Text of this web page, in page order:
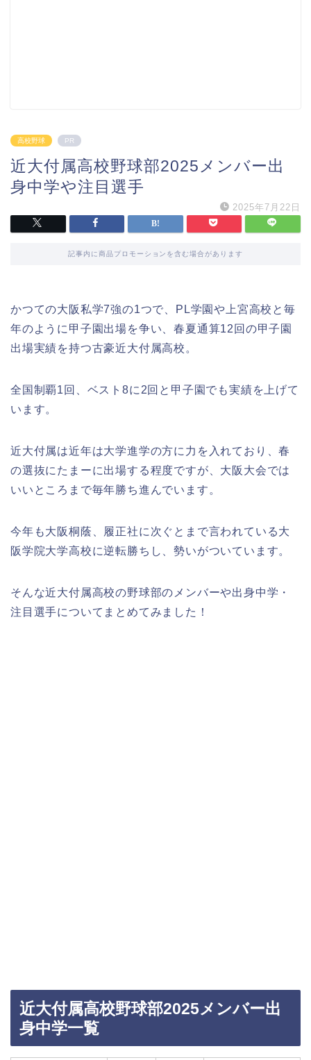
高校野球 PR
近大付属高校野球部2025メンバー出
身中学や注目選手
2025年7月22日
記事内に商品プロモーションを含む場合があります
かつての大阪私学7強の1つで、PL学園や上宮高校と毎
年のように甲子園出場を争い、春夏通算12回の甲子園
出場実績を持つ古豪近大付属高校。
全国制覇1回、ベスト8に2回と甲子園でも実績を上げて
います。
近大付属は近年は大学進学の方に力を入れており、春
の選抜にたまーに出場する程度ですが、大阪大会では
いいところまで毎年勝ち進んでいます。
今年も大阪桐蔭、履正社に次ぐとまで言われている大
阪学院大学高校に逆転勝ちし、勢いがついています。
そんな近大付属高校の野球部のメンバーや出身中学・
注目選手についてまとめてみました！
近大付属高校野球部2025メンバー出
身中学一覧